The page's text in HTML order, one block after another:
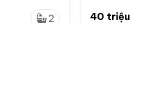
2
40 triệu